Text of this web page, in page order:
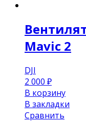
Mavic 2
DJI
2 000 ₽
В корзину
В закладки
Сравнить